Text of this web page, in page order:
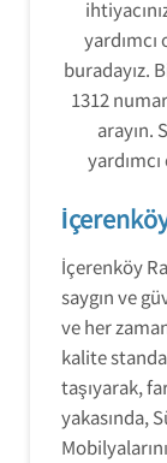
buradayız.
1312
arayın.
İçerenköy
saygın ve
ve her
kalite
taşıyarak,
yakasında,